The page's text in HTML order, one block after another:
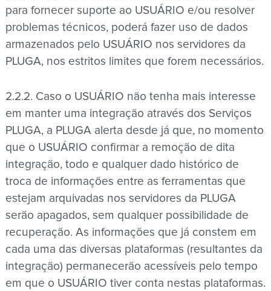
para fornecer suporte ao USUÁRIO e/ou resolver
problemas técnicos, poderá fazer uso de dados
armazenados pelo USUÁRIO nos servidores da
PLUGA, nos estritos limites que forem necessários.
2.2.2. Caso o USUÁRIO não tenha mais interesse
em manter uma integração através dos Serviços
PLUGA, a PLUGA alerta desde já que, no momento
que o USUÁRIO confirmar a remoção de dita
integração, todo e qualquer dado histórico de
troca de informações entre as ferramentas que
estejam arquivadas nos servidores da PLUGA
serão apagados, sem qualquer possibilidade de
recuperação. As informações que já constem em
cada uma das diversas plataformas (resultantes da
integração) permanecerão acessíveis pelo tempo
em que o USUÁRIO tiver conta nestas plataformas.